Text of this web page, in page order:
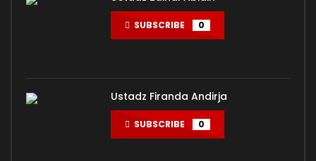
SUBSCRIBE 0
Ustadz Firanda Andirja
SUBSCRIBE 0